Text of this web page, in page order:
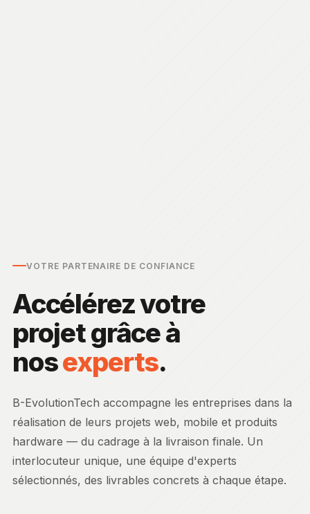
VOTRE PARTENAIRE DE CONFIANCE
Accélérez votre
projet grâce à
nosexperts.
B-EvolutionTech accompagne les entreprises dans la
réalisation de leurs projets web, mobile et produits
hardware — du cadrage à la livraison finale. Un
interlocuteur unique, une équipe d'experts
sélectionnés, des livrables concrets à chaque étape.